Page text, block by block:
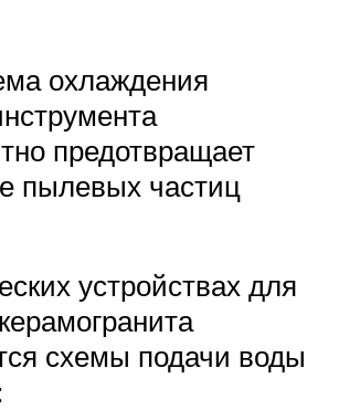
охлаждения
предотвращает
пылевых частиц
устройствах для
схемы подачи воды